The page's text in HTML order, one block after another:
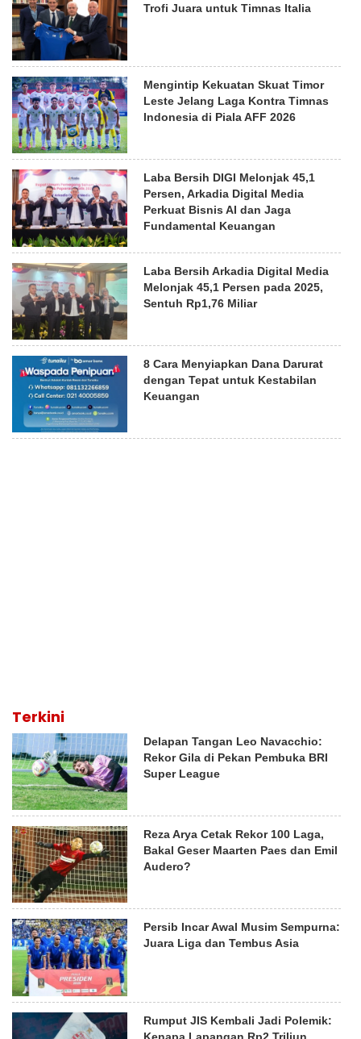
Trofi Juara untuk Timnas Italia
Mengintip Kekuatan Skuat Timor
Leste Jelang Laga Kontra Timnas
Indonesia di Piala AFF 2026
Laba Bersih DIGI Melonjak 45,1
Persen, Arkadia Digital Media
Perkuat Bisnis AI dan Jaga
Fundamental Keuangan
Laba Bersih Arkadia Digital Media
Melonjak 45,1 Persen pada 2025,
Sentuh Rp1,76 Miliar
8 Cara Menyiapkan Dana Darurat
dengan Tepat untuk Kestabilan
Keuangan
Terkini
Delapan Tangan Leo Navacchio:
Rekor Gila di Pekan Pembuka BRI
Super League
Reza Arya Cetak Rekor 100 Laga,
Bakal Geser Maarten Paes dan Emil
Audero?
Persib Incar Awal Musim Sempurna:
Juara Liga dan Tembus Asia
Rumput JIS Kembali Jadi Polemik:
Kenapa Lapangan Rp2 Triliun